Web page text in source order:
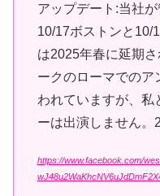
アップデート:当社
10/17ボストンと10/
は2025年春に延期
ークのローマでのア
われていますが、私
ーは出演しません。
https://www.facebook.com/